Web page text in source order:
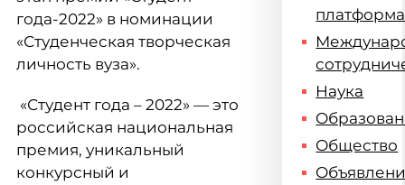
года-2022» в номинации
«Студенческая творческая
личность вуза».
«Студент года – 2022» — это
российская национальная
премия, уникальный
конкурсный и
платформа
Наука
Общество